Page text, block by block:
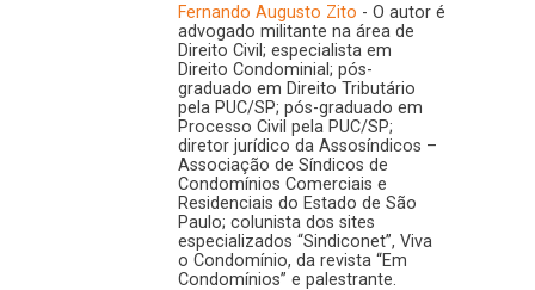
Fernando Augusto Zito - O autor é
advogado militante na área de
Direito Civil; especialista em
Direito Condominial; pós-
graduado em Direito Tributário
pela PUC/SP; pós-graduado em
Processo Civil pela PUC/SP;
diretor jurídico da Assosíndicos –
Associação de Síndicos de
Condomínios Comerciais e
Residenciais do Estado de São
Paulo; colunista dos sites
especializados “Sindiconet”, Viva
o Condomínio, da revista “Em
Condomínios” e palestrante.